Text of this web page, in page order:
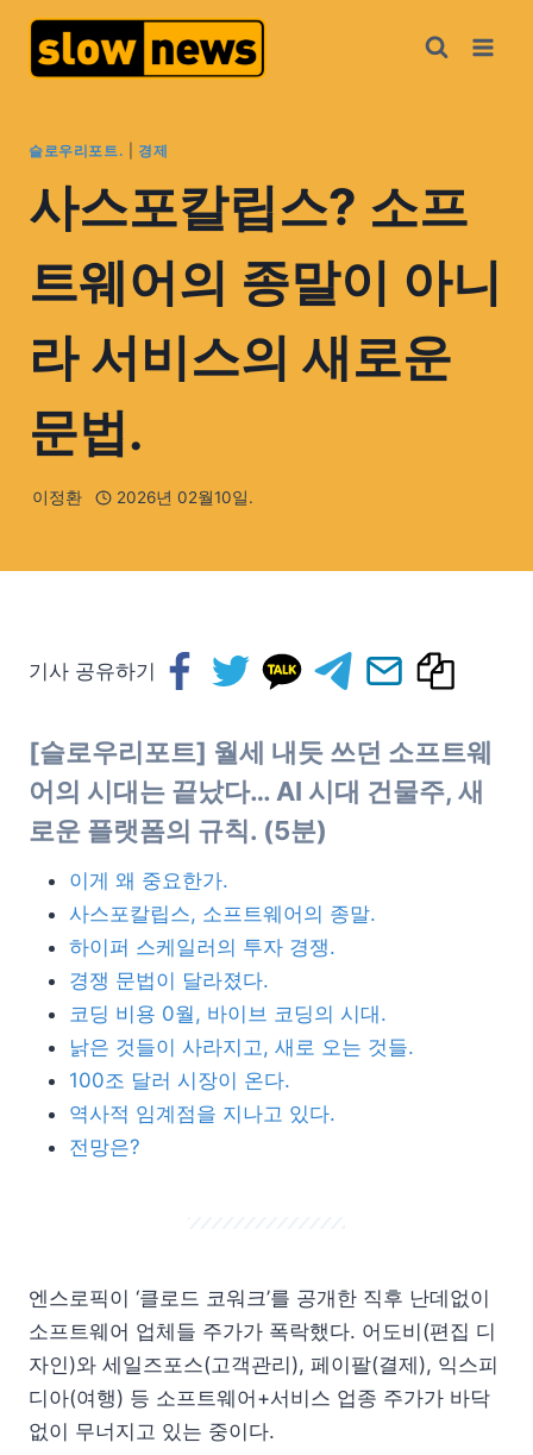
슬로우리포트. 경제
사스포칼립스? 소프
트웨어의 종말이 아니
라 서비스의 새로운
문법.
이정환 2026년 02월10일.
기사 공유하기
[슬로우리포트] 월세 내듯 쓰던 소프트웨
어의 시대는 끝났다… AI 시대 건물주, 새
로운 플랫폼의 규칙. (5분)
이게 왜 중요한가.
사스포칼립스, 소프트웨어의 종말.
하이퍼 스케일러의 투자 경쟁.
경쟁 문법이 달라졌다.
코딩 비용 0월, 바이브 코딩의 시대.
낡은 것들이 사라지고, 새로 오는 것들.
100조 달러 시장이 온다.
역사적 임계점을 지나고 있다.
전망은?
엔스로픽이 ‘클로드 코워크’를 공개한 직후 난데없이
소프트웨어 업체들 주가가 폭락했다. 어도비(편집 디
자인)와 세일즈포스(고객관리), 페이팔(결제), 익스피
디아(여행) 등 소프트웨어+서비스 업종 주가가 바닥
없이 무너지고 있는 중이다.